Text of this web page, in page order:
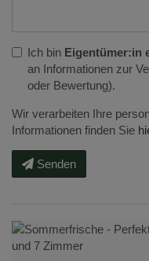
Ich bin Eigentümer:in
an Informationen zur
oder Bewertung).
Wir verarbeiten Ihre
Informationen finden Sie
Senden